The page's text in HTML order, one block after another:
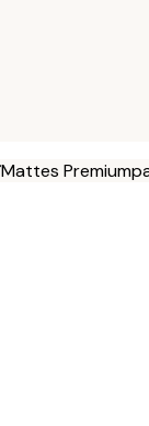
Mattes